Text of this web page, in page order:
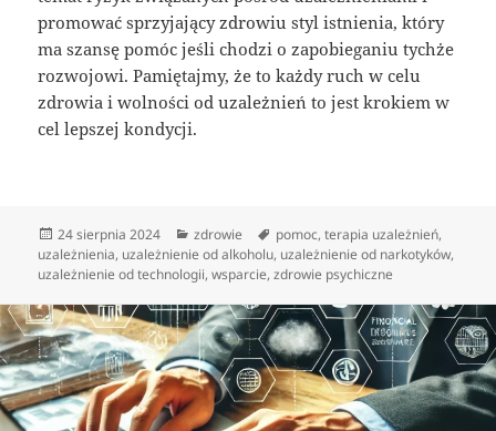
promować sprzyjający zdrowiu styl istnienia, który
ma szansę pomóc jeśli chodzi o zapobieganiu tychże
rozwojowi. Pamiętajmy, że to każdy ruch w celu
zdrowia i wolności od uzależnień to jest krokiem w
cel lepszej kondycji.
Data
publikacji
24 sierpnia 2024 Kategorie
zdrowie Tagi
pomoc,terapia uzależnień,
uzależnienia, uzależnienie od alkoholu, uzależnienie od narkotyków,
uzależnienie od technologii,wsparcie,zdrowie psychiczne